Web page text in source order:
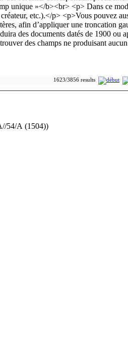
1623/3856 results
54/A (1504))